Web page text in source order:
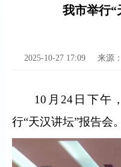
我市举行“
2025-10-27 17:09 来源：
10 月 24日下午
行“天汉讲坛”报告会。